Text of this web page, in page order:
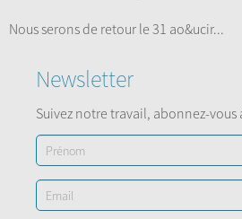
Nous serons de retour le 31 ao&ucir...
Newsletter
Suivez notre travail, abonnez-